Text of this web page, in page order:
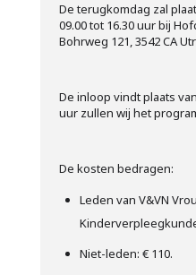
De terugkomdag zal
09.00 tot 16.30 uur bij
Bohrweg 121, 3542 CA
De inloop vindt plaats
uur zullen wij het
De kosten bedragen:
Leden van V&VN
Niet-leden: € 110.